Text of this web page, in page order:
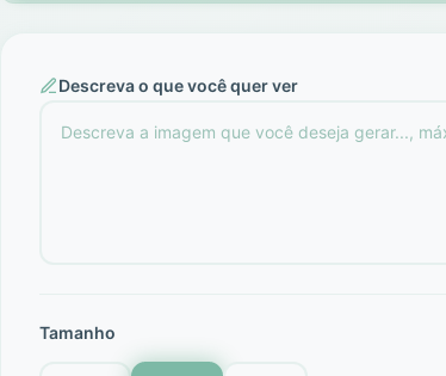
Descreva o que você quer ver
Tamanho